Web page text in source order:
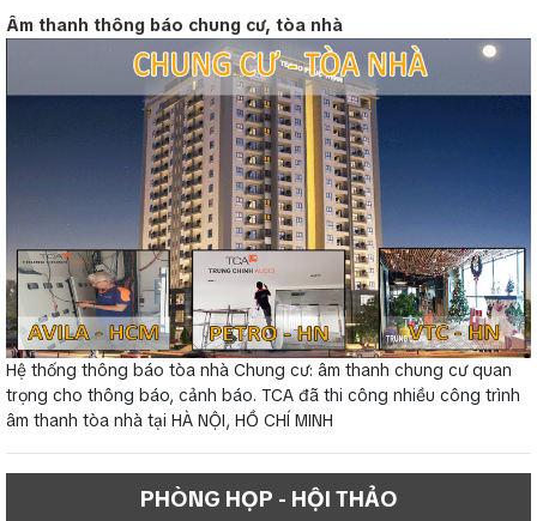
Âm thanh thông báo chung cư, tòa nhà
Hệ thống thông báo tòa nhà Chung cư: âm thanh chung cư quan
trọng cho thông báo, cảnh báo. TCA đã thi công nhiều công trình
âm thanh tòa nhà tại HÀ NỘI, HỒ CHÍ MINH
PHÒNG HỌP - HỘI THẢO